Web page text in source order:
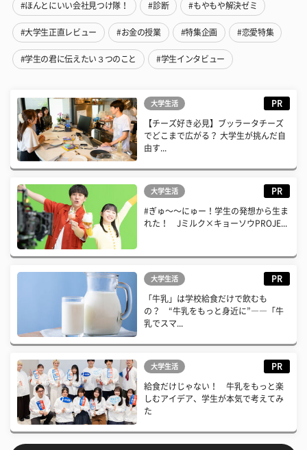
#ほんとにいい会社見つけ隊！ #診断 #もやもや解決ゼミ
#大学生正直レビュー #お金の授業 #特集企画 #恋愛特集
#学生の君に伝えたい３つのこと #学生インタビュー
大学生活 PR
【チーズ好き必見】ブッラータチーズ
でどこまで広がる？ 大学生が挑んだ自
由す...
大学生活 PR
#ぎゅ〜〜にゅー！学生の発想から生ま
れた！ Jミルク×キョーソウPROJE...
大学生活 PR
「牛乳」は学校給食だけで飲むも
の？ “牛乳をもっと身近に”――「牛
乳でスマ...
大学生活 PR
給食だけじゃない！ 牛乳をもっと楽
しむアイデア、学生が本気で考えてみ
た